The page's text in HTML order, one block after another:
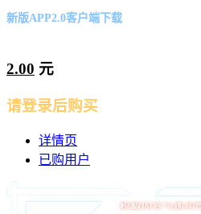
新版APP2.0客户端下载
2.00 元
请登录后购买
详情页
已购用户